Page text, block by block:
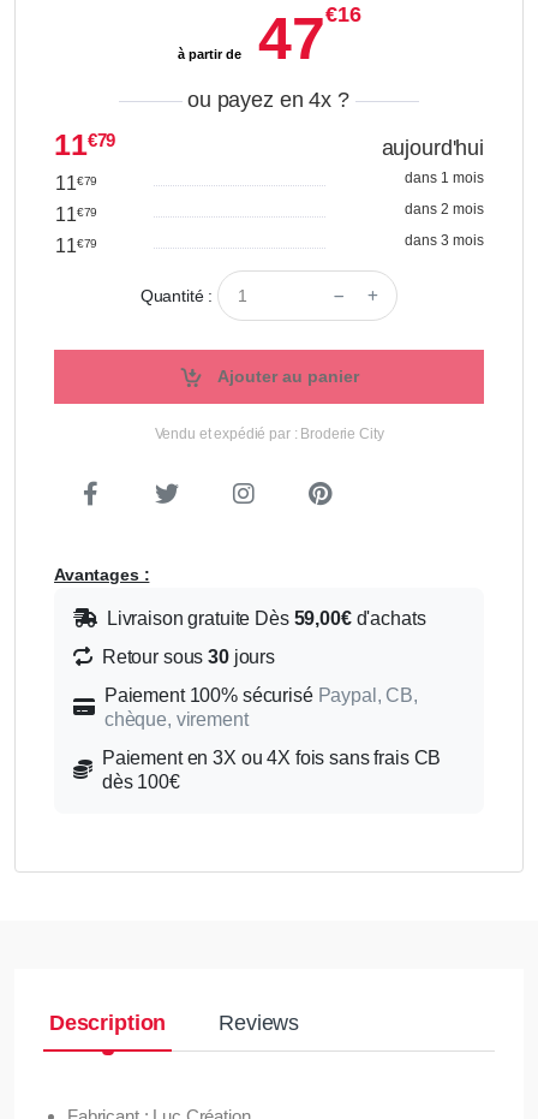
à partir de47€16
ou payez en 4x ?
11€79 aujourd'hui
11€79 dans 1 mois
11€79 dans 2 mois
11€79 dans 3 mois
Quantité :
Ajouter au panier
Vendu et expédié par : Broderie City
Avantages :
Livraison gratuite Dès 59,00€d'achats
Retour sous30jours
Paiement 100% sécurisé Paypal, CB,
chèque, virement
Paiement en 3X ou 4X fois sans frais CB
dès 100€
Description Reviews